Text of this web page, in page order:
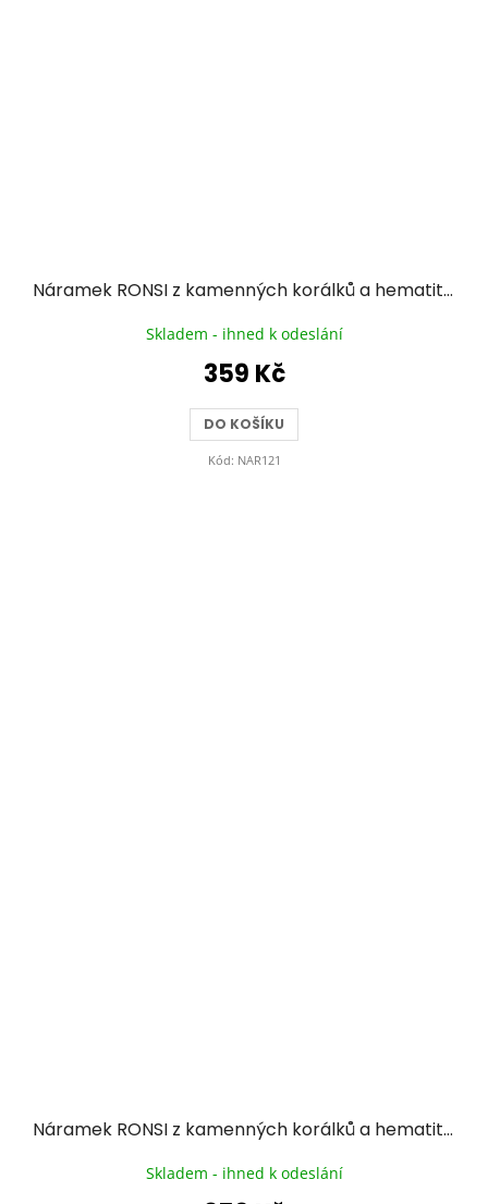
Náramek RONSI z kamenných korálků a hematitu se zlacenou chirurgickou ocelí - nebesky modrý
Skladem - ihned k odeslání
359 Kč
DO KOŠÍKU
Kód: NAR121
Náramek RONSI z kamenných korálků a hematitu se zlacenou chirurgickou ocelí - tmavě růžový
Skladem - ihned k odeslání